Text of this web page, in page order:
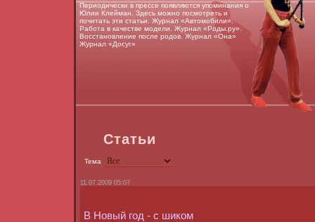
Периодически в прессе появляются упоминания о
Юлии Клейман. Здесь можно посмотреть и
почитать эти статьи. Журнал «Автомобили».
Работа в качестве модели. Журнал «Роды.ру».
Восстановление после родов. Журнал «Она»
Журнал «Досуг»
Статьи
Тема
11.07.2009 05:07
В Новый год - с шиком